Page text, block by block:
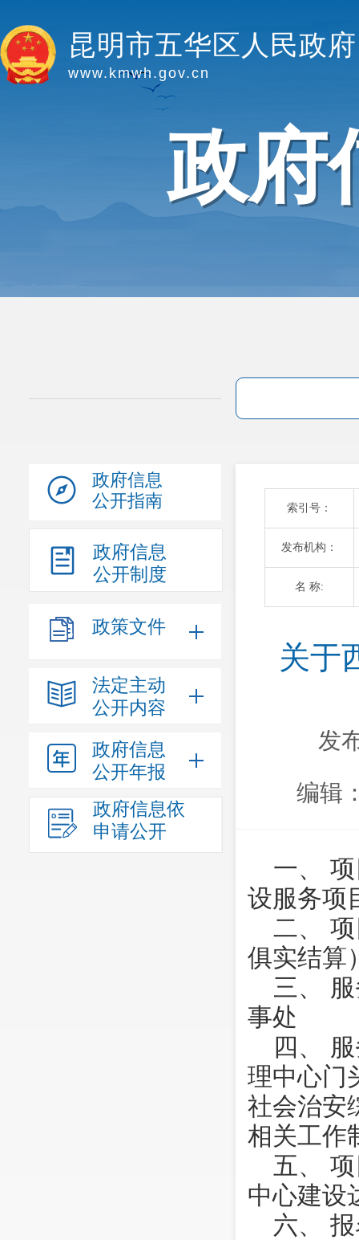
昆明市五华区人民政府
www.kmwh.gov.cn
政府
政府信息
公开指南
政府信息
公开制度
政策文件
法定主动
公开内容
政府信息
公开年报
政府信息依
申请公开
索引号：
发布机构：
名 称:
关于
发
编辑
一、
设服务项
二、
俱实结算
三、
事处
四、
理中心门
社会治安
相关工作
五、
中心建设
六、